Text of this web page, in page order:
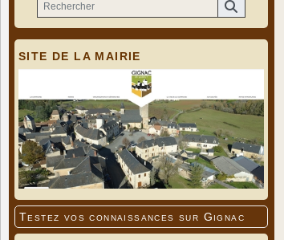
SITE DE LA MAIRIE
Testez vos connaissances sur Gignac